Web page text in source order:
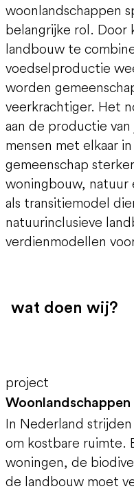
woonlandschappen
belangrijke rol. Door
landbouw te
voedselproductie
worden
veerkrachtiger. Het
aan de productie
mensen met elkaar
gemeenschap
woningbouw, natuur
als transitiemodel
natuurinclusieve
verdienmodellen
wat doen wij?
project
Woonlandschappen
In Nederland
om kostbare ruimte.
woningen, de
de landbouw moet